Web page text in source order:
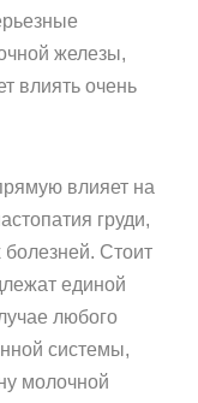
железы,
влиять очень
влияет на
груди,
болезней. Стоит
единой
любого
системы,
молочной